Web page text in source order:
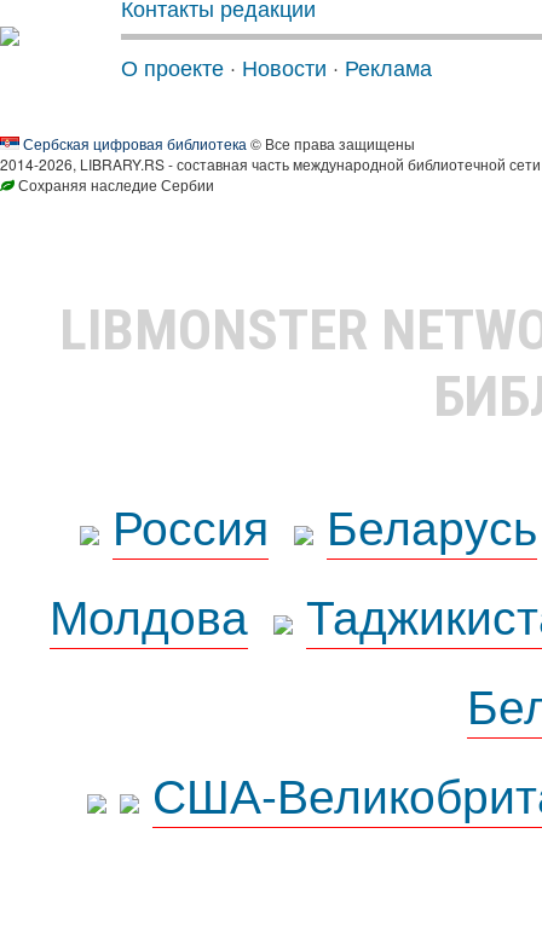
Контакты редакции
О проекте · Новости · Реклама
Сербская цифровая библиотека © Все права защищены
2014-2026, LIBRARY.RS - составная часть международной библиотечной
Сохраняя наследие Сербии
LIBMONSTER
Россия
Беларусь
Молдова
США-